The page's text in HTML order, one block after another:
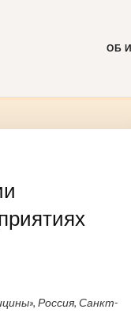
ОБ
Россия, Санкт-